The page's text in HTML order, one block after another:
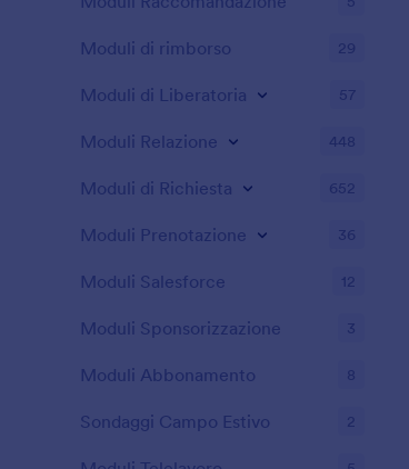
Moduli di rimborso 29
Moduli di Liberatoria 57
Moduli Relazione 448
Moduli di Richiesta 652
Moduli Prenotazione 36
Moduli Salesforce 12
Moduli Sponsorizzazione 3
Moduli Abbonamento 8
Sondaggi Campo Estivo 2